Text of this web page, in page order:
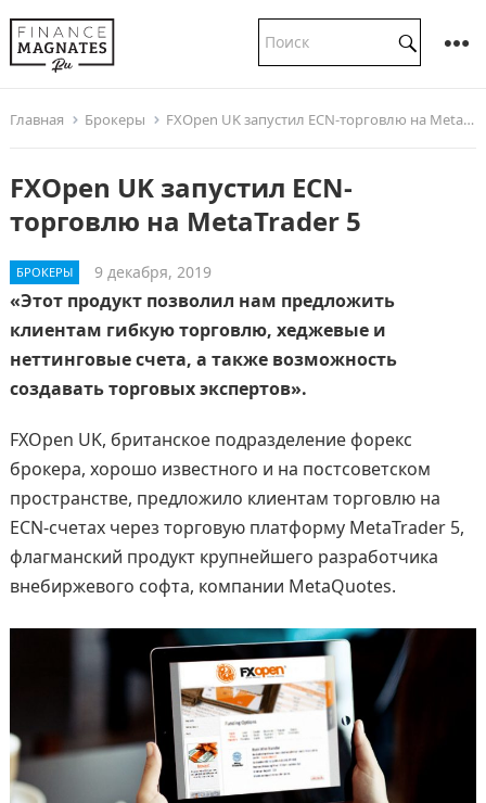
Главная Брокеры FXOpen UK запустил ECN-торговлю на MetaTrader 5
FXOpen UK запустил ECN-
торговлю на MetaTrader 5
БРОКЕРЫ 9 декабря, 2019
«Этот продукт позволил нам предложить
клиентам гибкую торговлю, хеджевые и
неттинговые счета, а также возможность
создавать торговых экспертов».
FXOpen UK, британское подразделение форекс
брокера, хорошо известного и на постсоветском
пространстве, предложило клиентам торговлю на
ECN-счетах через торговую платформу MetaTrader 5,
флагманский продукт крупнейшего разработчика
внебиржевого софта, компании MetaQuotes.